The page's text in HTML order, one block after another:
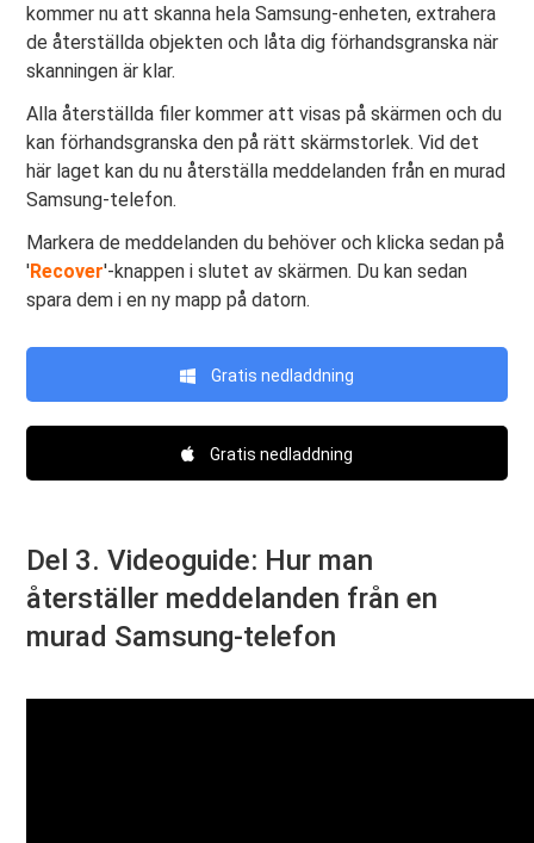
kommer nu att skanna hela Samsung-enheten, extrahera
de återställda objekten och låta dig förhandsgranska när
skanningen är klar.
Alla återställda filer kommer att visas på skärmen och du
kan förhandsgranska den på rätt skärmstorlek. Vid det
här laget kan du nu återställa meddelanden från en murad
Samsung-telefon.
Markera de meddelanden du behöver och klicka sedan på
'Recover'-knappen i slutet av skärmen. Du kan sedan
spara dem i en ny mapp på datorn.
Gratis nedladdning
Gratis nedladdning
Del 3. Videoguide: Hur man
återställer meddelanden från en
murad Samsung-telefon